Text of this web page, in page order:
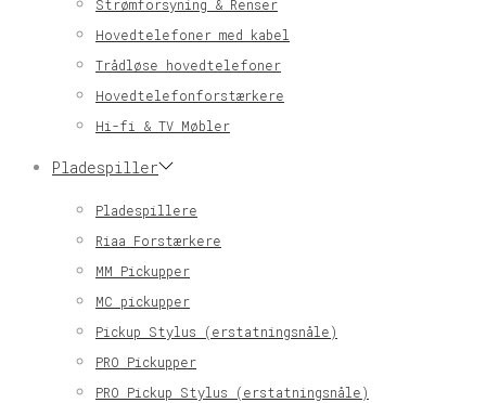
Strømforsyning & Renser
Hovedtelefoner med kabel
Trådløse hovedtelefoner
Hovedtelefonforstærkere
Hi-fi & TV Møbler
Pladespiller
Pladespillere
Riaa Forstærkere
MM Pickupper
MC pickupper
Pickup Stylus (erstatningsnåle)
PRO Pickupper
PRO Pickup Stylus (erstatningsnåle)